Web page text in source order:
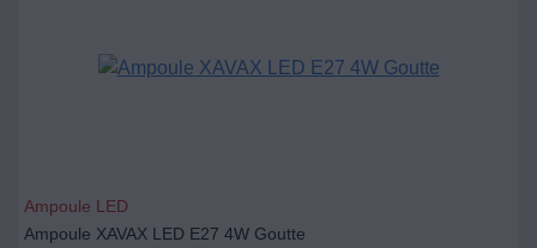
Ampoule LED
Ampoule XAVAX LED E27 4W Goutte